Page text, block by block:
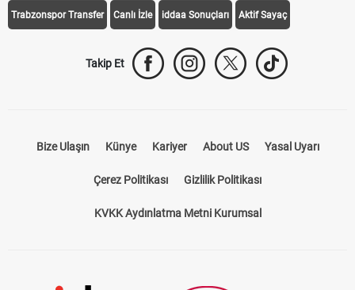
Trabzonspor Transfer Canlı İzle iddaa Sonuçları Aktif Sayaç
Takip Et
Bize Ulaşın Künye Kariyer About US Yasal Uyarı
Çerez Politikası Gizlilik Politikası
KVKK Aydınlatma Metni Kurumsal